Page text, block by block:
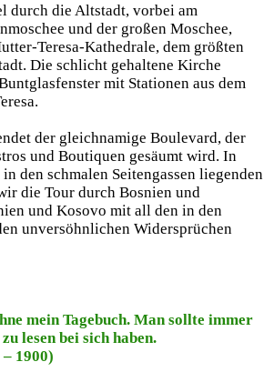
durch die Altstadt, vorbei am
und der großen Moschee,
Teresa-Kathedrale, dem größten
Die schlicht gehaltene Kirche
mit Stationen aus dem
der gleichnamige Boulevard, der
und Boutiquen gesäumt wird. In
den schmalen Seitengassen liegenden
die Tour durch Bosnien und
und Kosovo mit all den in den
unversöhnlichen Widersprüchen
mein Tagebuch. Man sollte immer
lesen bei sich haben.
1900)